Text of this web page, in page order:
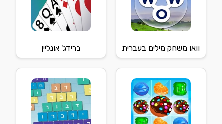
וואו משחק מילים בעברית ברידג' אונליין